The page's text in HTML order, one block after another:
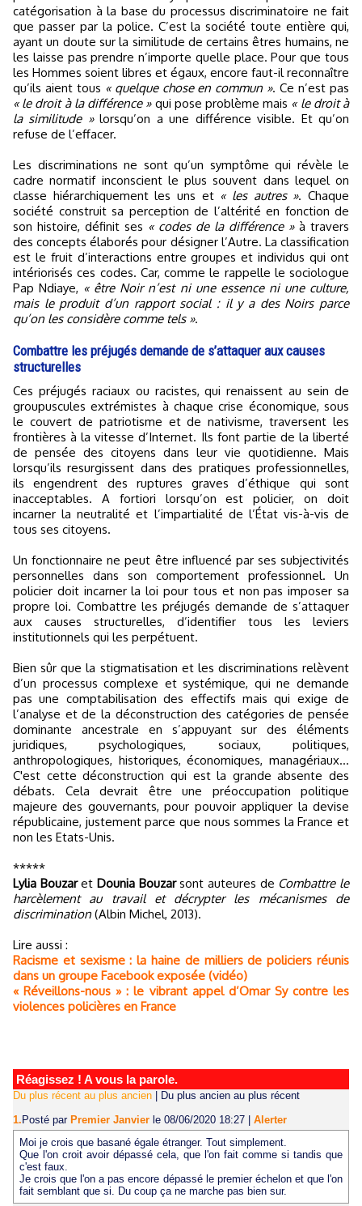
catégorisation à la base du processus discriminatoire ne fait
que passer par la police. C’est la société toute entière qui,
ayant un doute sur la similitude de certains êtres humains, ne
les laisse pas prendre n’importe quelle place. Pour que tous
les Hommes soient libres et égaux, encore faut-il reconnaître
qu’ils aient tous « quelque chose en commun ». Ce n’est pas
« le droit à la différence »qui pose problème mais « le droit à
la similitude »lorsqu’on a une différence visible. Et qu’on
refuse de l’effacer.
Les discriminations ne sont qu’un symptôme qui révèle le
cadre normatif inconscient le plus souvent dans lequel on
classe hiérarchiquement les uns et « les autres ». Chaque
société construit sa perception de l’altérité en fonction de
son histoire, définit ses « codes de la différence »à travers
des concepts élaborés pour désigner l’Autre. La classification
est le fruit d’interactions entre groupes et individus qui ont
intériorisés ces codes. Car, comme le rappelle le sociologue
Pap Ndiaye, « être Noir n’est ni une essence ni une culture,
mais le produit d’un rapport social : il y a des Noirs parce
qu’on les considère comme tels ».
Combattre les préjugés demande de s’attaquer aux causes
structurelles
Ces préjugés raciaux ou racistes, qui renaissent au sein de
groupuscules extrémistes à chaque crise économique, sous
le couvert de patriotisme et de nativisme, traversent les
frontières à la vitesse d’Internet. Ils font partie de la liberté
de pensée des citoyens dans leur vie quotidienne. Mais
lorsqu’ils resurgissent dans des pratiques professionnelles,
ils engendrent des ruptures graves d’éthique qui sont
inacceptables. A fortiori lorsqu’on est policier, on doit
incarner la neutralité et l’impartialité de l’État vis-à-vis de
tous ses citoyens.
Un fonctionnaire ne peut être influencé par ses subjectivités
personnelles dans son comportement professionnel. Un
policier doit incarner la loi pour tous et non pas imposer sa
propre loi. Combattre les préjugés demande de s’attaquer
aux causes structurelles, d’identifier tous les leviers
institutionnels qui les perpétuent.
Bien sûr que la stigmatisation et les discriminations relèvent
d’un processus complexe et systémique, qui ne demande
pas une comptabilisation des effectifs mais qui exige de
l’analyse et de la déconstruction des catégories de pensée
dominante ancestrale en s’appuyant sur des éléments
juridiques, psychologiques, sociaux, politiques,
anthropologiques, historiques, économiques, managériaux...
C'est cette déconstruction qui est la grande absente des
débats. Cela devrait être une préoccupation politique
majeure des gouvernants, pour pouvoir appliquer la devise
républicaine, justement parce que nous sommes la France et
non les Etats-Unis.
*****
Lylia BouzaretDounia Bouzarsont auteures de Combattre le
harcèlement au travail et décrypter les mécanismes de
discrimination (Albin Michel, 2013).
Lire aussi :
Racisme et sexisme : la haine de milliers de policiers réunis
dans un groupe Facebook exposée (vidéo)
« Réveillons-nous » : le vibrant appel d’Omar Sy contre les
violences policières en France
Réagissez ! A vous la parole.
Du plus récent au plus ancien
Du plus ancien au plus récent
1. Posté par Premier Janvier le 08/06/2020 18:27
Alerter
Moi je crois que basané égale étranger. Tout simplement.
Que l'on croit avoir dépassé cela, que l'on fait comme si tandis que
c'est faux.
Je crois que l'on a pas encore dépassé le premier échelon et que l'on
fait semblant que si. Du coup ça ne marche pas bien sur.